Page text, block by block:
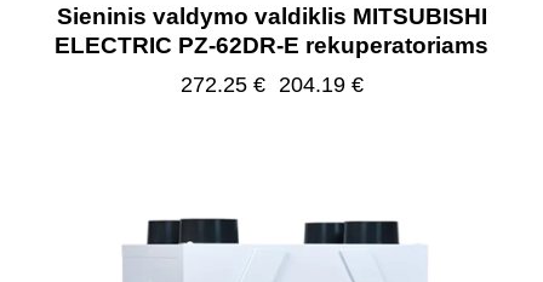
Sieninis valdymo valdiklis MITSUBISHI
ELECTRIC PZ-62DR-E rekuperatoriams
272.25 € 204.19 €